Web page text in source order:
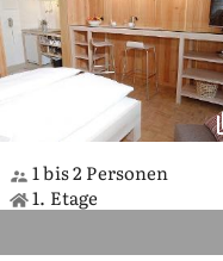
1 bis 2 Personen
1. Etage